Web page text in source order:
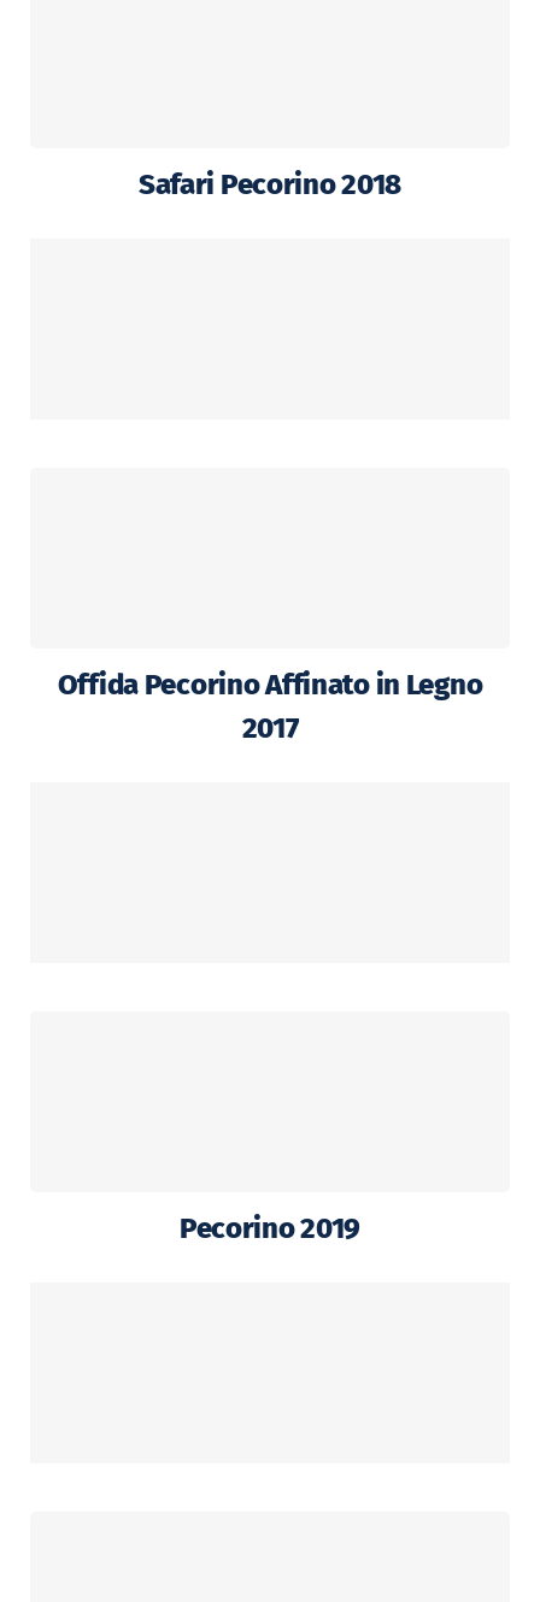
Safari Pecorino 2018
Offida Pecorino Affinato in Legno
2017
Pecorino 2019